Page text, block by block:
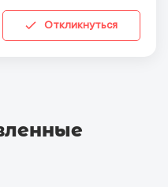
Откликнуться